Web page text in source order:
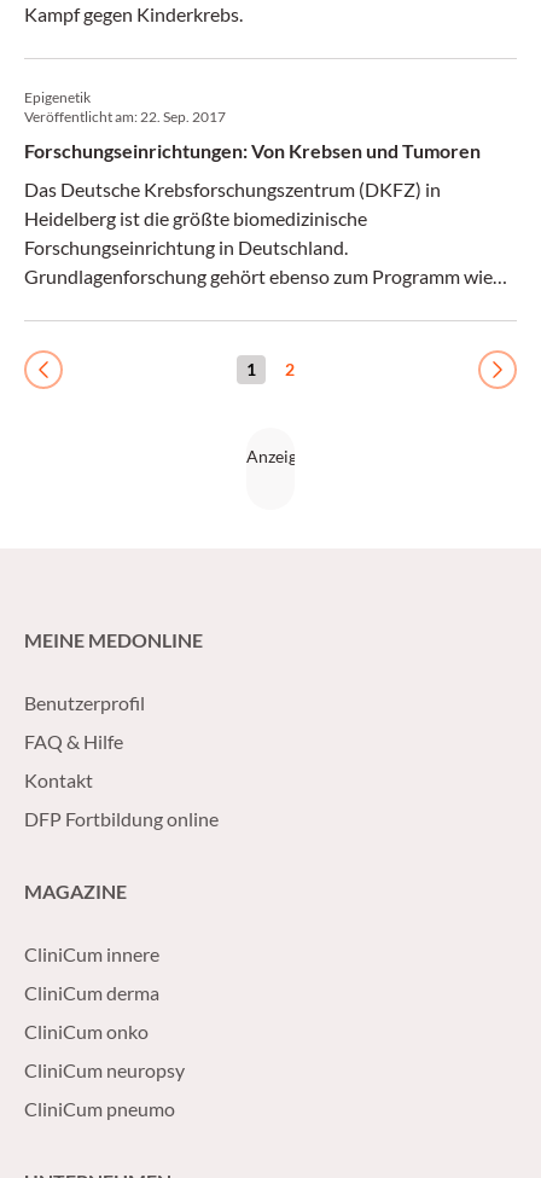
Kampf gegen Kinderkrebs.
Epigenetik
Veröffentlicht am:22. Sep. 2017
Forschungseinrichtungen: Von Krebsen und Tumoren
Das Deutsche Krebsforschungszentrum (DKFZ) in
Heidelberg ist die größte biomedizinische
Forschungseinrichtung in Deutschland.
Grundlagenforschung gehört ebenso zum Programm wie
Previous 1 2 Next
MEINE MEDONLINE
Benutzerprofil
FAQ & Hilfe
Kontakt
DFP Fortbildung online
MAGAZINE
CliniCum innere
CliniCum derma
CliniCum onko
CliniCum neuropsy
CliniCum pneumo